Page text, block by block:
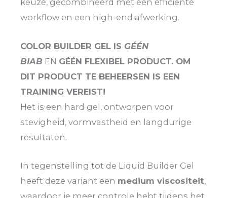
keuze, gecombineerd met een efficiënte
workflow en een high-end afwerking.
COLOR BUILDER GEL IS GÉÉN
BIAB EN GÉÉN FLEXIBEL PRODUCT. OM
DIT PRODUCT TE BEHEERSEN IS EEN
TRAINING VEREIST!
Het is een hard gel, ontworpen voor
stevigheid, vormvastheid en langdurige
resultaten.
In tegenstelling tot de Liquid Builder Gel
heeft deze variant een medium viscositeit,
waardoor je meer controle hebt tijdens het